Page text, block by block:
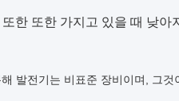
한 또한 가지고 있을 때 낮아
발전기는 비표준 장비이며, 그